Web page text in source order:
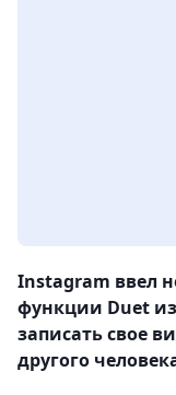
Instagram ввел
функции Duet
записать свое
другого